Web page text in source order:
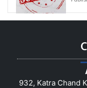
932, Katra Chand